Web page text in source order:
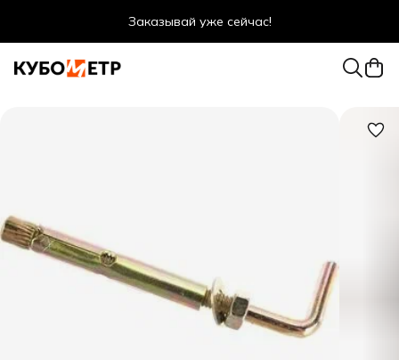
Заказывай уже сейчас!
Оптовые цены даже для физ. лиц